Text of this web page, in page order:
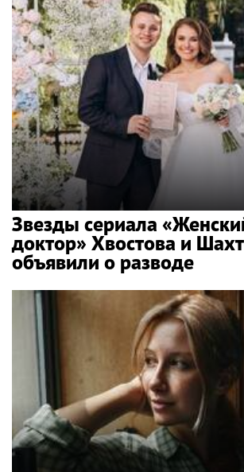
Звезды сериала
доктор» Хвостова и
объявили о разводе